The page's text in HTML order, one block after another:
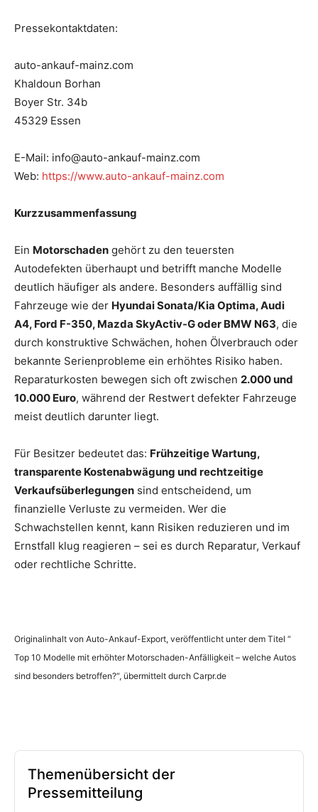
Pressekontaktdaten:
auto-ankauf-mainz.com
Khaldoun Borhan
Boyer Str. 34b
45329 Essen
E-Mail: info@auto-ankauf-mainz.com
Web: https://www.auto-ankauf-mainz.com
Kurzzusammenfassung
Ein Motorschaden gehört zu den teuersten
Autodefekten überhaupt und betrifft manche Modelle
deutlich häufiger als andere. Besonders auffällig sind
Fahrzeuge wie der Hyundai Sonata/Kia Optima, Audi
A4, Ford F-350, Mazda SkyActiv-G oder BMW N63, die
durch konstruktive Schwächen, hohen Ölverbrauch oder
bekannte Serienprobleme ein erhöhtes Risiko haben.
Reparaturkosten bewegen sich oft zwischen 2.000 und
10.000 Euro, während der Restwert defekter Fahrzeuge
meist deutlich darunter liegt.
Für Besitzer bedeutet das: Frühzeitige Wartung,
transparente Kostenabwägung und rechtzeitige
Verkaufsüberlegungen sind entscheidend, um
finanzielle Verluste zu vermeiden. Wer die
Schwachstellen kennt, kann Risiken reduzieren und im
Ernstfall klug reagieren – sei es durch Reparatur, Verkauf
oder rechtliche Schritte.
Originalinhalt von Auto-Ankauf-Export, veröffentlicht unter dem Titel “
Top 10 Modelle mit erhöhter Motorschaden-Anfälligkeit – welche Autos
sind besonders betroffen?“, übermittelt durch Carpr.de
Themenübersicht der
Pressemitteilung